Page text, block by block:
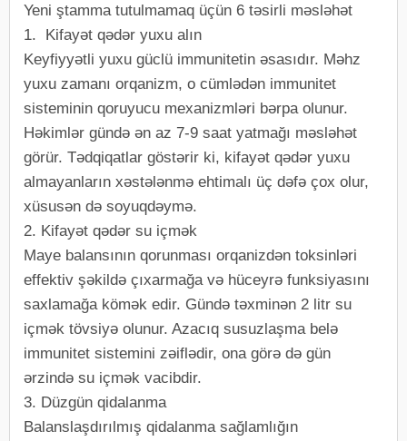
Yeni ştamma tutulmamaq üçün 6 təsirli məsləhət
1. Kifayət qədər yuxu alın
Keyfiyyətli yuxu güclü immunitetin əsasıdır. Məhz
yuxu zamanı orqanizm, o cümlədən immunitet
sisteminin qoruyucu mexanizmləri bərpa olunur.
Həkimlər gündə ən az 7-9 saat yatmağı məsləhət
görür. Tədqiqatlar göstərir ki, kifayət qədər yuxu
almayanların xəstələnmə ehtimalı üç dəfə çox olur,
xüsusən də soyuqdəymə.
2. Kifayət qədər su içmək
Maye balansının qorunması orqanizdən toksinləri
effektiv şəkildə çıxarmağa və hüceyrə funksiyasını
saxlamağa kömək edir. Gündə təxminən 2 litr su
içmək tövsiyə olunur. Azacıq susuzlaşma belə
immunitet sistemini zəiflədir, ona görə də gün
ərzində su içmək vacibdir.
3. Düzgün qidalanma
Balanslaşdırılmış qidalanma sağlamlığın